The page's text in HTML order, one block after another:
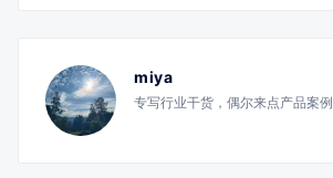
miya
专写行业干货，偶尔来点产品案例